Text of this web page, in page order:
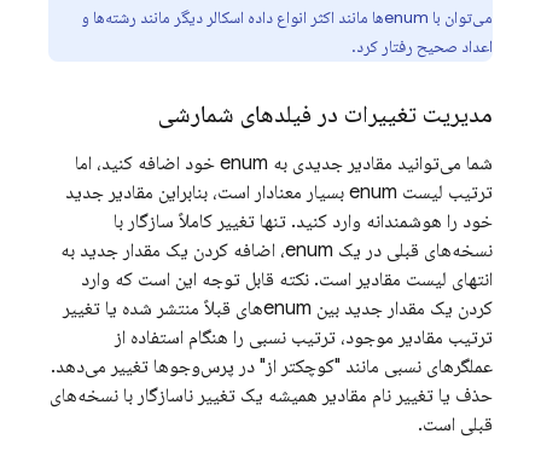
می‌توان با enumها مانند اکثر انواع داده اسکالر دیگر مانند رشته‌ها و
اعداد صحیح رفتار کرد.
مدیریت تغییرات در فیلدهای شمارشی
شما می‌توانید مقادیر جدیدی به enum خود اضافه کنید، اما
ترتیب لیست enum بسیار معنادار است، بنابراین مقادیر جدید
خود را هوشمندانه وارد کنید. تنها تغییر کاملاً سازگار با
نسخه‌های قبلی در یک enum، اضافه کردن یک مقدار جدید به
انتهای لیست مقادیر است. نکته قابل توجه این است که وارد
کردن یک مقدار جدید بین enumهای قبلاً منتشر شده یا تغییر
ترتیب مقادیر موجود، ترتیب نسبی را هنگام استفاده از
عملگرهای نسبی مانند "کوچکتر از" در پرس‌وجوها تغییر می‌دهد.
حذف یا تغییر نام مقادیر همیشه یک تغییر ناسازگار با نسخه‌های
قبلی است.